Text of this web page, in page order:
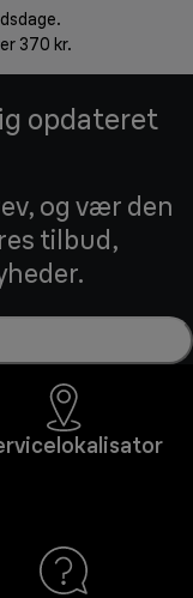
370 kr.
opdateret
og vær den
tilbud,